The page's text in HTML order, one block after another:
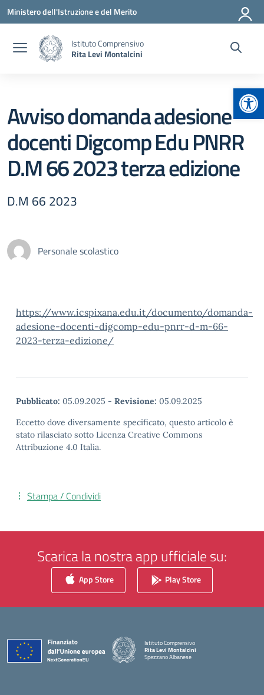
Vai ai contenuti
Vai al menu di navigazione
Vai al footer
Ministero dell'Istruzione e del Merito
Istituto Comprensivo
Rita Levi Montalcini
Avviso domanda adesione
docenti Digcomp Edu PNRR
D.M 66 2023 terza edizione
D.M 66 2023
Personale scolastico
https://www.icspixana.edu.it/documento/domanda-
adesione-docenti-digcomp-edu-pnrr-d-m-66-
2023-terza-edizione/
Pubblicato: 05.09.2025 - Revisione: 05.09.2025
Eccetto dove diversamente specificato, questo articolo è
stato rilasciato sotto Licenza Creative Commons
Attribuzione 4.0 Italia.
Stampa / Condividi
Scarica la nostra app ufficiale su:
App Store Play Store
Istituto Comprensivo
Rita Levi Montalcini
Spezzano Albanese
— Visita la pagina iniziale della scuola